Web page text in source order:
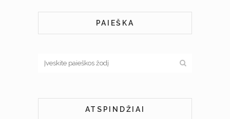
PAIEŠKA
ATSPINDŽIAI